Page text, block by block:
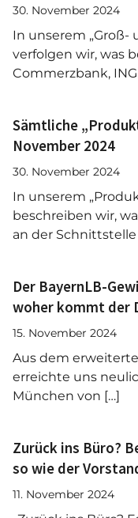
30. November 2024
In unserem „Groß-
verfolgen wir, was
Commerzbank,
Sämtliche
November 2024
30. November 2024
In unserem
beschreiben wir,
an der
Der BayernLB-
woher kommt der
15. November 2024
Aus dem
erreichte uns
München von […]
Zurück ins Büro?
so wie der
11. November 2024